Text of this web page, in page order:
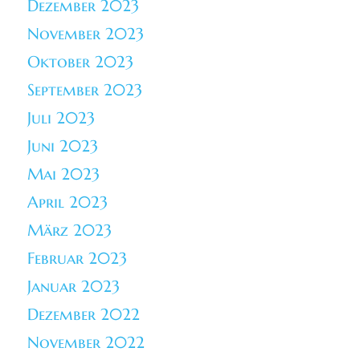
Dezember 2023
November 2023
Oktober 2023
September 2023
Juli 2023
Juni 2023
Mai 2023
April 2023
März 2023
Februar 2023
Januar 2023
Dezember 2022
November 2022